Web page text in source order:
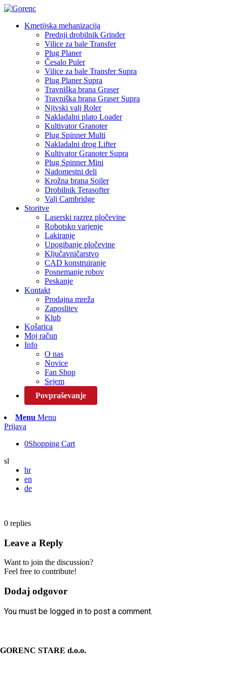
Kmetijska mehanizacija
Prednji drobilnik Grinder
Vilice za bale Transfer
Plug Planer
Česalo Puler
Vilice za bale Transfer Supra
Plug Planer Supra
Travniška brana Graser
Travniška brana Graser Supra
Njivski valj Roler
Nakladalni plato Loader
Kultivator Granoter
Plug Spinner Multi
Nakladalni drog Lifter
Kultivator Granoter Supra
Plug Spinner Mini
Nadomestni deli
Krožna brana Soiler
Drobilnik Terasofter
Valj Cambridge
Storitve
Laserski razrez pločevine
Robotsko varjenje
Lakiranje
Upogibanje pločevine
Ključavničarstvo
CAD konstruiranje
Posnemanje robov
Peskanje
Kontakt
Prodajna mreža
Zaposlitev
Klub
Košarica
Moj račun
Info
O nas
Novice
Fan Shop
Sejem
Povpraševanje
Menu Menu
Prijava
0Shopping Cart
sl
hr
en
de
0 replies
Leave a Reply
Want to join the discussion?
Feel free to contribute!
Dodaj odgovor
You must be logged in to post a comment.
GORENC STARE d.o.o.